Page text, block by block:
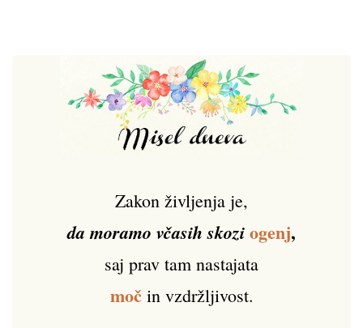
Zakon življenja je,
da moramo včasih skoziogenj,
saj prav tam nastajata
močin vzdržljivost.